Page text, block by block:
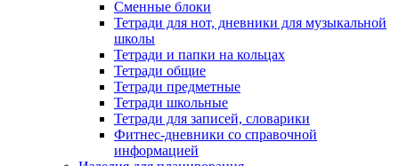
Сменные блоки
Тетради для нот, дневники для музыкальной
школы
Тетради и папки на кольцах
Тетради общие
Тетради предметные
Тетради школьные
Тетради для записей, словарики
Фитнес-дневники со справочной
информацией